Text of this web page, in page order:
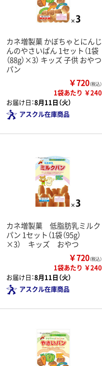
カネ増製菓 かぼちゃとにんじ
んのやさいぱん 1セット（1袋
（88g）×3） キッズ 子供 おやつ
パン
￥720（税込）
1袋あたり ￥240
お届け日：8月11日（火）
アスクル在庫商品
カネ増製菓 低脂肪乳ミルク
パン 1セット（1袋（95g）
×3） キッズ おやつ
￥720（税込）
1袋あたり ￥240
お届け日：8月11日（火）
アスクル在庫商品